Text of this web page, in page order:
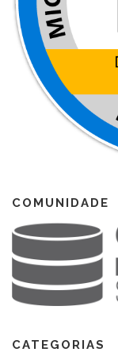
COMUNIDADE
CATEGORIAS